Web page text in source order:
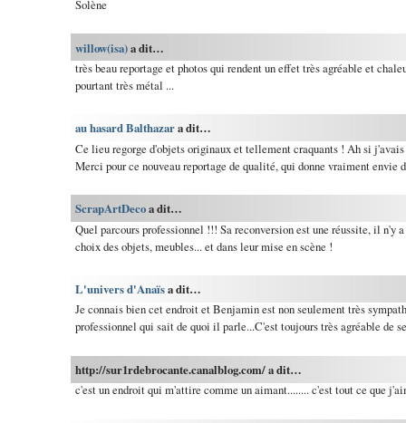
Solène
willow(isa)a dit…
très beau reportage et photos qui rendent un effet très agréable et
pourtant très métal ...
au hasard Balthazara dit…
Ce lieu regorge d'objets originaux et tellement craquants ! Ah si
Merci pour ce nouveau reportage de qualité, qui donne vraiment envie
ScrapArtDecoa dit…
Quel parcours professionnel !!! Sa reconversion est une réussite, il n'y
choix des objets, meubles... et dans leur mise en scène !
L'univers d'Anaïsa dit…
Je connais bien cet endroit et Benjamin est non seulement très
professionnel qui sait de quoi il parle...C'est toujours très agréable de
http://sur1rdebrocante.canalblog.com/ a dit…
c'est un endroit qui m'attire comme un aimant........ c'est tout ce que